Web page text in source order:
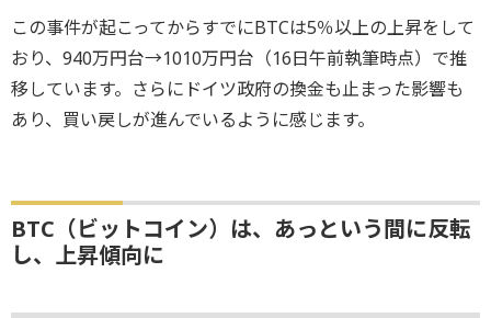
この事件が起こってからすでにBTCは5％以上の上昇をして
おり、940万円台→1010万円台（16日午前執筆時点）で推
移しています。さらにドイツ政府の換金も止まった影響も
あり、買い戻しが進んでいるように感じます。
BTC（ビットコイン）は、あっという間に反転
し、上昇傾向に